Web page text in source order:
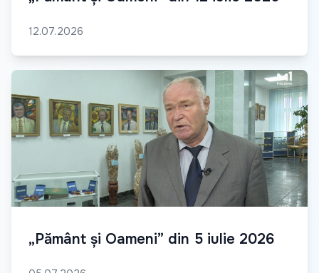
12.07.2026
„Pământ și Oameni” din 5 iulie 2026